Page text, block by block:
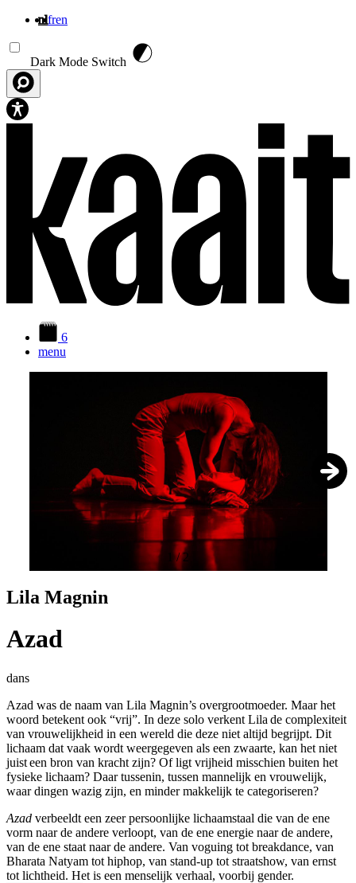
nlfren
Dark Mode Switch
6
menu
/2
Lila Magnin
Azad
dans
Azad was de naam van Lila Magnin’s overgrootmoeder. Maar het
woord betekent ook “vrij”. In deze solo verkent Lila de complexiteit
van vrouwelijkheid in een wereld die deze niet altijd begrijpt. Dit
lichaam dat vaak wordt weergegeven als een zwaarte, kan het niet
juist een bron van kracht zijn? Of ligt vrijheid misschien buiten het
fysieke lichaam? Daar tussenin, tussen mannelijk en vrouwelijk,
waar dingen wazig zijn, en minder makkelijk te categoriseren?
Azad verbeeldt een zeer persoonlijke lichaamstaal die van de ene
vorm naar de andere verloopt, van de ene energie naar de andere,
van de ene staat naar de andere. Van voguing tot breakdance, van
Bharata Natyam tot hiphop, van stand-up tot straatshow, van ernst
tot lichtheid. Het is een menselijk verhaal, voorbij gender.